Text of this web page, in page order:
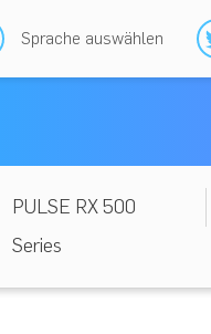
Sprache auswählen
PULSE RX 500
Series